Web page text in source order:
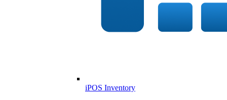
iPOS Inventory